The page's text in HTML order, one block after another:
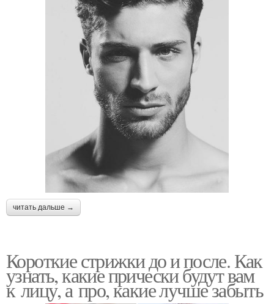
читать дальше →
Короткие стрижки до и после. Как
узнать, какие прически будут вам
к лицу, а про, какие лучше забыть